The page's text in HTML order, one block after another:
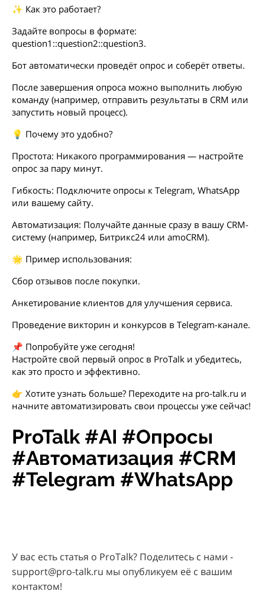
✨ Как это работает?
Задайте вопросы в формате:
question1::question2::question3.
Бот автоматически проведёт опрос и соберёт ответы.
После завершения опроса можно выполнить любую
команду (например, отправить результаты в CRM или
запустить новый процесс).
💡 Почему это удобно?
Простота: Никакого программирования — настройте
опрос за пару минут.
Гибкость: Подключите опросы к Telegram, WhatsApp
или вашему сайту.
Автоматизация: Получайте данные сразу в вашу CRM-
систему (например, Битрикс24 или amoCRM).
🌟 Пример использования:
Сбор отзывов после покупки.
Анкетирование клиентов для улучшения сервиса.
Проведение викторин и конкурсов в Telegram-канале.
📌 Попробуйте уже сегодня!
Настройте свой первый опрос в ProTalk и убедитесь,
как это просто и эффективно.
👉 Хотите узнать больше? Переходите на pro-talk.ru и
начните автоматизировать свои процессы уже сейчас!
ProTalk #AI #Опросы
#Автоматизация #CRM
#Telegram #WhatsApp
У вас есть статья о ProTalk? Поделитесь с нами -
support@pro-talk.ru мы опубликуем её с вашим
контактом!